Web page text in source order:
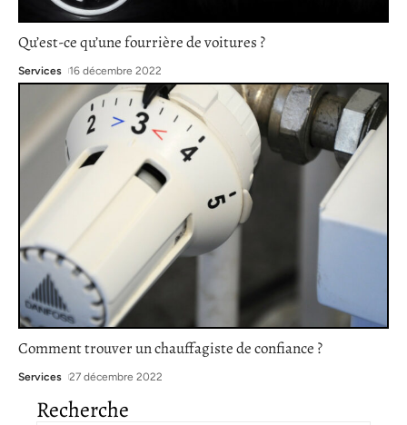
Qu’est-ce qu’une fourrière de voitures ?
Services 16 décembre 2022
Comment trouver un chauffagiste de confiance ?
Services 27 décembre 2022
Recherche